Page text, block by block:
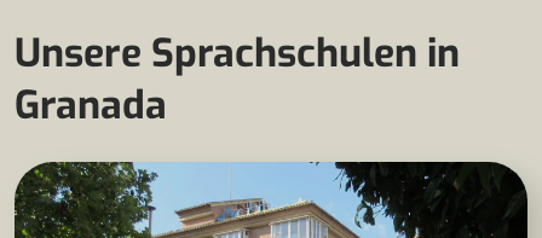
Unsere Sprachschulen in
Granada